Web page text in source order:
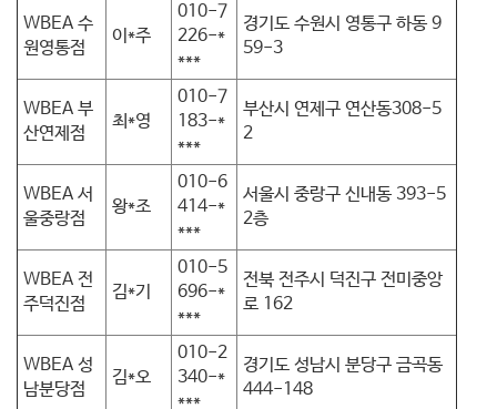
WBEA 수
원영통점
이*주
010-7
226-*
***
경기도 수원시 영통구 하동 9
59-3
WBEA 부
산연제점
최*영
010-7
183-*
***
부산시 연제구 연산동308-5
2
WBEA 서
울중랑점
왕*조
010-6
414-*
***
서울시 중랑구 신내동 393-5
2층
WBEA 전
주덕진점
김*기
010-5
696-*
***
전북 전주시 덕진구 전미중앙
로 162
WBEA 성
남분당점
김*오
010-2
340-*
***
경기도 성남시 분당구 금곡동
444-148